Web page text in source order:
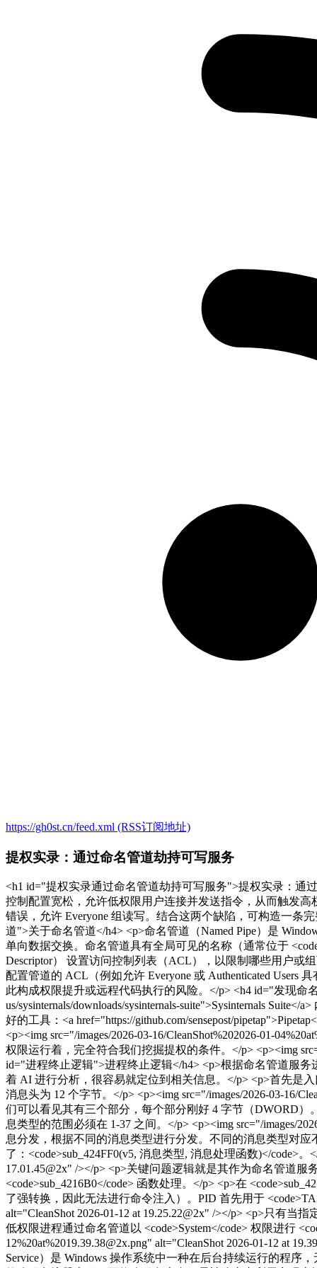
https://gh0st.cn/feed.xml (RSS订阅地址)
提权实录：通过命名管道劫持可写服务
<h1 id="提权实录通过命名管道劫持可写服务">提权实录：通
控制配置宽松，允许低权限用户连接并发送指令，从而触发
错误，允许 Everyone 组读写。结合这两个缺陷，可构造一条
道">关于命名管道</h4> <p>命名管道（Named Pipe）是
单向数据交换。命名管道具有全局可见的名称（通常位于
Descriptor） 设置访问控制列表（ACL），以限制哪些用户或
配置管道的 ACL（例如允许 Everyone 或 Authenticated
此构成权限提升或远程代码执行的风险。</p> <h4 id="发现命
us/sysinternals/downloads/sysinternals-suite">Sysinternals
好的工具：<a href="https://github.com/sensepost/
<p><img src="/images/2026-03-16/CleanShot%202026-01-
权限运行着，完全符合我们挖掘提权的条件。</p> <p><img
id="进程终止逻辑">进程终止逻辑</h4> <p>根据命名管道服务
着 AI 进行分析，很容易就定位到相关信息。</p> <p>首先是
消息头为 12 个字节。</p> <p><img src="/images/2026-03-16/
们可以看见其有三个部分，每个部分刚好 4 字节（DWORD
息类型的范围必须在 1-37 之间。</p> <p><img src="/images/
息分发，根据不同的消息类型进行分发。不同的消息类型对
了：<code>sub_424FF0(v5, 消息类型, 消息处理函数)</code>。
17.01.45@2x" /></p> <p>关键问题逻辑就是其作为命名管道
<code>sub_4216B0</code> 函数处理。</p> <p>在
了强转换，因此无法进行命令注入）。PID 首先用于
alt="CleanShot 2026-01-12 at 19.25.22@2x" /></p> <p>只有
低权限进程通过命名管道以 <code>System</code> 权限进行
12%20at%2019.39.38@2x.png" alt="CleanShot 2026-01-12 at
Service）是 Windows 操作系统中一种在后台持续运行的程